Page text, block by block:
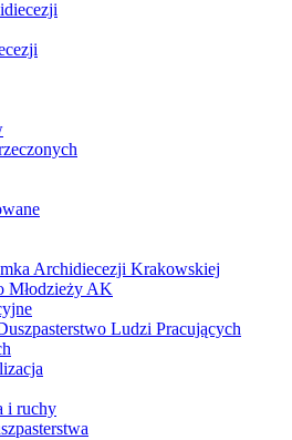
Archidiecezji Krakowskiej
Młodzieży AK
Ludzi Pracujących
i ruchy